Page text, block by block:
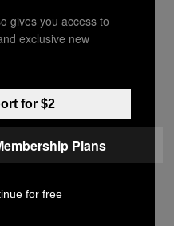
Commonly
or Voicemail
FOR RADIO DISNEY
gives you access to
exclusive new
for $2
Plans
for free